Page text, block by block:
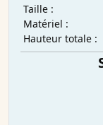
Taille :
Matériel :
Hauteur totale :